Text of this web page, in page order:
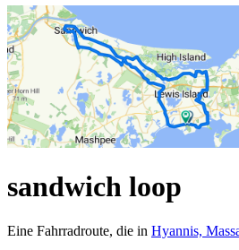
sandwich loop
Eine Fahrradroute, die in Hyannis,